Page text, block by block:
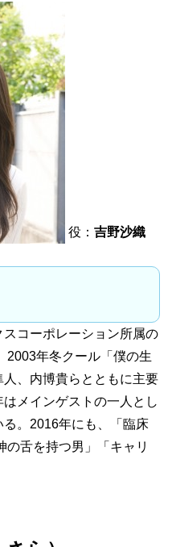
役： 吉野沙織
コーポレーション所属の
2003年冬クール「僕の生
、内博貴らとともに主要
メインゲストの一人とし
。2016年にも、「臨床
の舌を持つ男」「キャリ